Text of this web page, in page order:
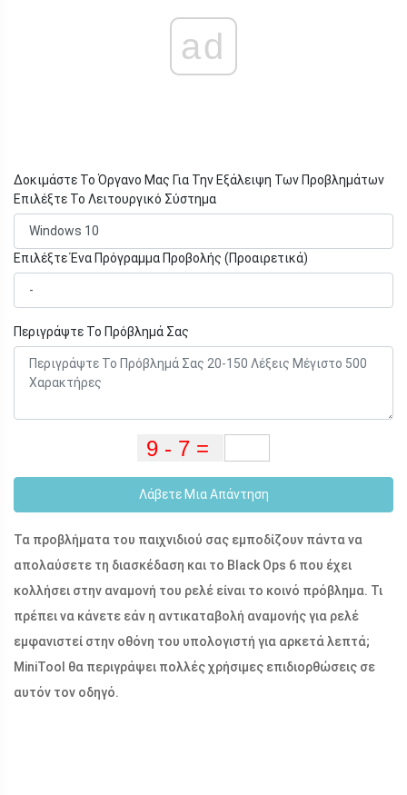
ad
Δοκιμάστε Το Όργανο Μας Για Την Εξάλειψη Των Προβλημάτων
Επιλέξτε Το Λειτουργικό Σύστημα
Επιλέξτε Ένα Πρόγραμμα Προβολής (Προαιρετικά)
Περιγράψτε Το Πρόβλημά Σας
Λάβετε Μια Απάντηση
Τα προβλήματα του παιχνιδιού σας εμποδίζουν πάντα να
απολαύσετε τη διασκέδαση και το Black Ops 6 που έχει
κολλήσει στην αναμονή του ρελέ είναι το κοινό πρόβλημα. Τι
πρέπει να κάνετε εάν η αντικαταβολή αναμονής για ρελέ
εμφανιστεί στην οθόνη του υπολογιστή για αρκετά λεπτά;
MiniTool θα περιγράψει πολλές χρήσιμες επιδιορθώσεις σε
αυτόν τον οδηγό.